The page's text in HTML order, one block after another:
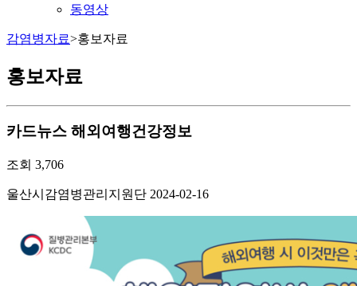
동영상
감염병자료>홍보자료
홍보자료
카드뉴스 해외여행건강정보
조회 3,706
울산시감염병관리지원단 2024-02-16